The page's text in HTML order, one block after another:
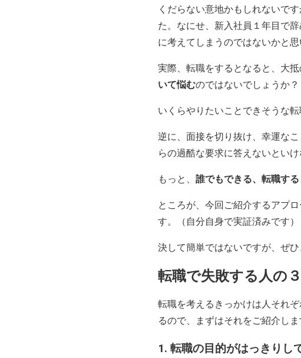
くだらない意地かもしれないで
た。なにせ、新入社員１年目で
に考えてしまうのではないかと
実際、転職をするとなると、大抵
いて悩むのではないでしょうか？
いくらやりたいことできそうな
逆に、面接を切り抜け、幸運な
らの過酷な要求に答えないといけ
もっと、 誰でもできる、転職す
ところが、今回ご紹介するアプ
す。（自分自身で実証済みです）
決して簡単ではないですが、ぜ
転職で失敗する人の
転職を考えるきっかけは人それ
るので、まずはそれをご紹介しま
1. 転職の目的がはっきりし